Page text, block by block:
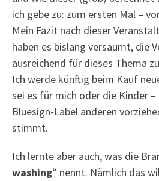
ich gebe zu: zum ersten Mal –
Mein Fazit nach dieser
haben es bislang versäumt, die
ausreichend für dieses Thema
Ich werde künftig beim Kauf
sei es für mich oder die Kinder
Bluesign-Label anderen
stimmt.
Ich lernte aber auch, was die
washing“ nennt. Nämlich das